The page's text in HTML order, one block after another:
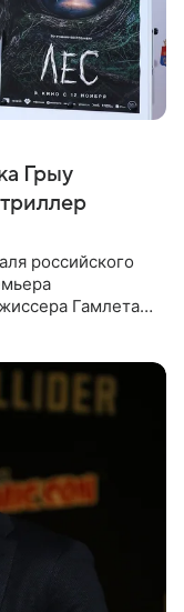
Грыу
российского
Гамлета